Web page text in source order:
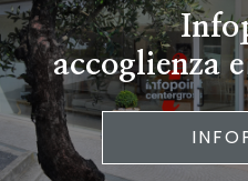
accoglienza